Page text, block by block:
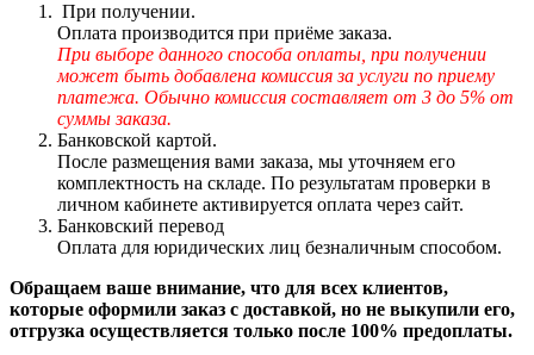
При получении.
Оплата производится при приёме заказа.
При выборе данного способа оплаты, при получении
может быть добавлена комиссия за услуги по приему
платежа. Обычно комиссия составляет от 3 до 5% от
суммы заказа.
Банковской картой.
После размещения вами заказа, мы уточняем его
комплектность на складе. По результатам проверки в
личном кабинете активируется оплата через сайт.
Банковский перевод
Оплата для юридических лиц безналичным способом.
Обращаем ваше внимание, что для всех клиентов,
которые оформили заказ с доставкой, но не выкупили его,
отгрузка осуществляется только после 100% предоплаты.